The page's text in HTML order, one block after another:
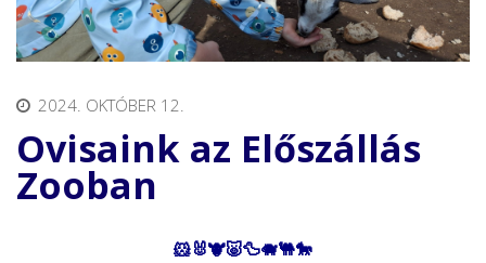
2024. OKTÓBER 12.
Ovisaink az Előszállás
Zooban
🐹🐰🐮🐷🦆🐗🐫🐎